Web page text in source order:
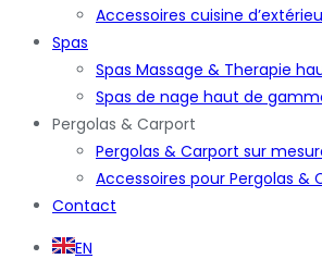
Accessoires cuisine
Spas
Spas Massage & Therapie
Spas de nage haut de
Pergolas & Carport
Pergolas & Carport sur
Accessoires pour Pergolas &
Contact
EN